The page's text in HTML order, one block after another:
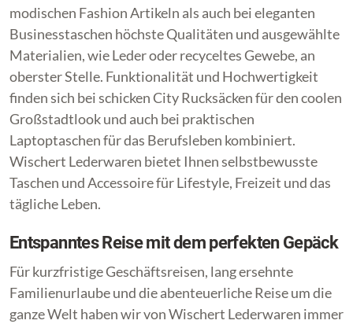
modischen Fashion Artikeln als auch bei eleganten
Businesstaschen höchste Qualitäten und ausgewählte
Materialien, wie Leder oder recyceltes Gewebe, an
oberster Stelle. Funktionalität und Hochwertigkeit
finden sich bei schicken City Rucksäcken für den coolen
Großstadtlook und auch bei praktischen
Laptoptaschen für das Berufsleben kombiniert.
Wischert Lederwaren bietet Ihnen selbstbewusste
Taschen und Accessoire für Lifestyle, Freizeit und das
tägliche Leben.
Entspanntes Reise mit dem perfekten Gepäck
Für kurzfristige Geschäftsreisen, lang ersehnte
Familienurlaube und die abenteuerliche Reise um die
ganze Welt haben wir von Wischert Lederwaren immer